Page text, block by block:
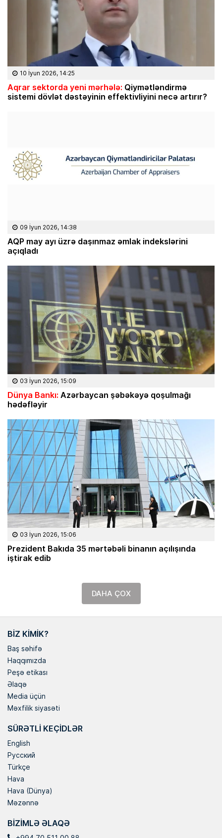
10 İyun 2026, 14:25
Aqrar sektorda yeni mərhələ: Qiymətləndirmə
sistemi dövlət dəstəyinin effektivliyini necə artırır?
09 İyun 2026, 14:38
AQP may ayı üzrə daşınmaz əmlak indekslərini
açıqladı
03 İyun 2026, 15:09
Dünya Bankı: Azərbaycan şəbəkəyə qoşulmağı
hədəfləyir
03 İyun 2026, 15:06
Prezident Bakıda 35 mərtəbəli binanın açılışında
iştirak edib
DAHA ÇOX
BIZ KIMIK?
Baş səhifə
Haqqımızda
Peşə etikası
Əlaqə
Media üçün
Məxfilik siyasəti
SÜRƏTLI KEÇIDLƏR
English
Русский
Türkçe
Hava
Hava (Dünya)
Məzənnə
BIZIMLƏ ƏLAQƏ